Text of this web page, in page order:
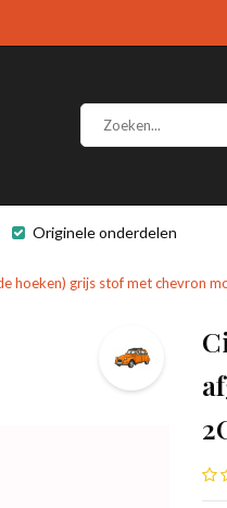
Originele onderdelen
hoeken) grijs stof met chevron